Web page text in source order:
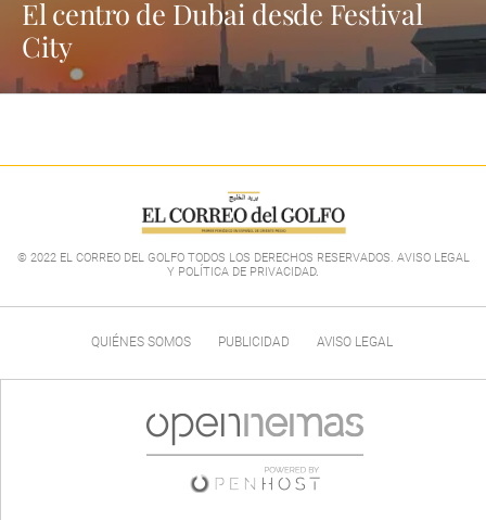
El centro de Dubai desde Festival
City
© 2022 EL CORREO DEL GOLFO TODOS LOS DERECHOS RESERVADOS. AVISO LEGAL
Y POLÍTICA DE PRIVACIDAD.
QUIÉNES SOMOS PUBLICIDAD AVISO LEGAL